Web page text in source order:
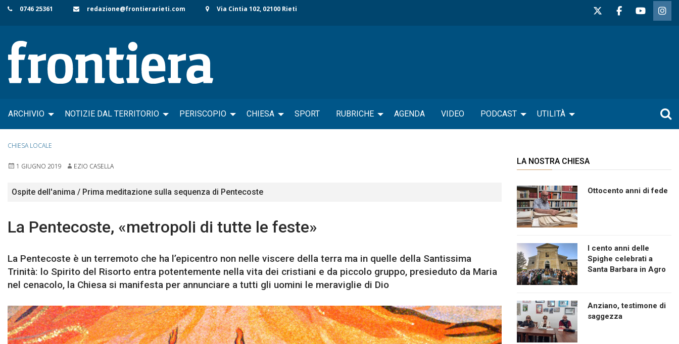
Skip
content
0746 25361 redazione@frontierarieti.com Via Cintia 102, 02100 Rieti
ARCHIVIO NOTIZIE DAL TERRITORIO PERISCOPIO CHIESA SPORT RUBRICHE AGENDA VIDEO PODCAST UTILITÀ
CHIESA LOCALE
1 GIUGNO 2019 EZIO CASELLA
Ospite dell'anima / Prima meditazione sulla sequenza di Pentecoste
La Pentecoste, «metropoli di tutte le feste»
La Pentecoste è un terremoto che ha l’epicentro non nelle viscere della terra ma in quelle della Santissima
Trinità: lo Spirito del Risorto entra potentemente nella vita dei cristiani e da piccolo gruppo, presieduto da Maria
nel cenacolo, la Chiesa si manifesta per annunciare a tutti gli uomini le meraviglie di Dio
LA NOSTRA CHIESA
Ottocento anni di fede
I cento anni delle
Spighe celebrati a
Santa Barbara in Agro
Anziano, testimone di
saggezza